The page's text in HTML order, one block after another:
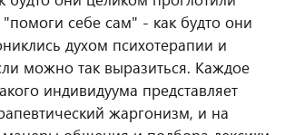
"помоги себе сам" - как будто они
духом психотерапии и
можно так выразиться. Каждое
индивидуума представляет
жаргонизм, и на